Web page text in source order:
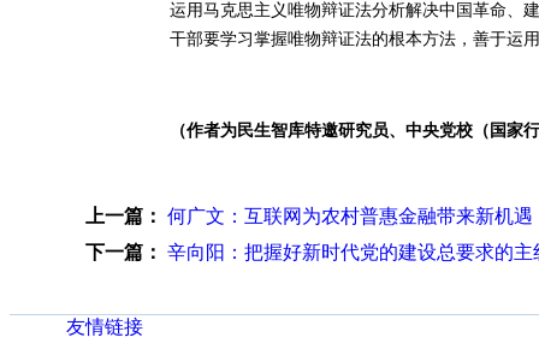
运用马克思主义唯物辩证法分析解决中国革命、
干部要学习掌握唯物辩证法的根本方法，善于运
（作者为民生智库特邀研究员、中央党校（国
上一篇： 何广文：互联网为农村普惠金融带来新机遇
下一篇： 辛向阳：把握好新时代党的建设总要求的主
友情链接